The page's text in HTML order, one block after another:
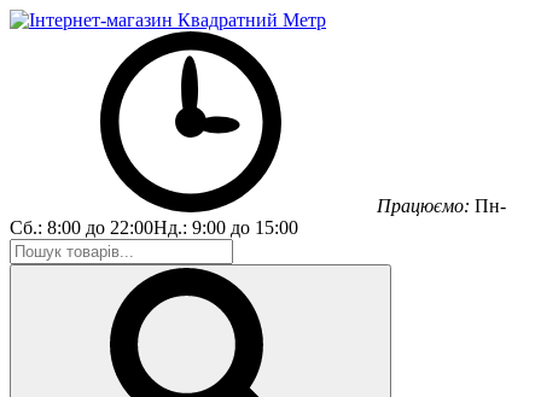
Працюємо: Пн-
Сб.: 8:00 до 22:00Нд.: 9:00 до 15:00